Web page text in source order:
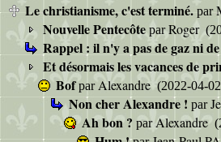
Le christianisme, c'est terminé. par
Nouvelle Pentecôte parRoger
Rappel : il n'y a pas de gaz ni
Et désormais les vacances de
Bofpar Alexandre (2022-04-
Non cher Alexandre ! par
Ah bon ? parAlexandre